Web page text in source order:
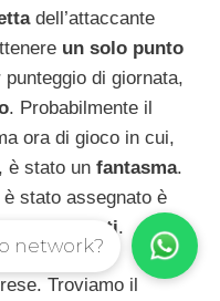
dell’attaccante
un solo punto
di giornata,
. Probabilmente il
ora di gioco in cui,
è stato un fantasma.
stato assegnato è
a
17 punti.
Troviamo il
network?